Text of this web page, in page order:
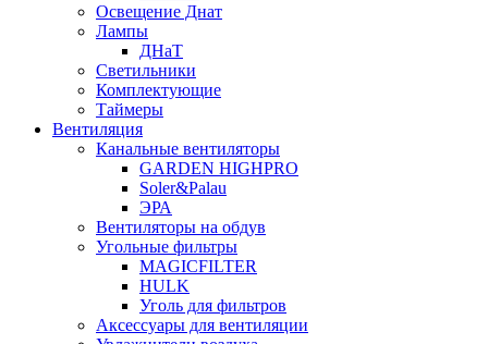
Освещение Днат
Лампы
ДНаТ
Светильники
Комплектующие
Таймеры
Вентиляция
Канальные вентиляторы
GARDEN HIGHPRO
Soler&Palau
ЭРА
Вентиляторы на обдув
Угольные фильтры
MAGICFILTER
HULK
Уголь для фильтров
Аксессуары для вентиляции